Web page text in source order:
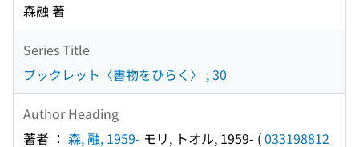
森融 著
Series Title
ブックレット〈書物をひらく〉 ; 30
Author Heading
著者 ： 森, 融, 1959- モリ, トオル, 1959- (033198812